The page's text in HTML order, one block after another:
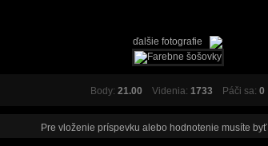
ďalšie fotografie
Body: 21.00 Videnia: 1733 Páči sa: 0
Pre vloženie príspevku alebo hodnotenie musíte byť